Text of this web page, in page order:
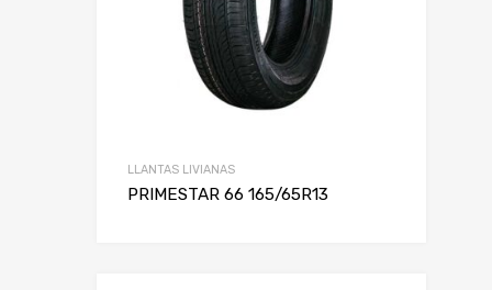
LLANTAS LIVIANAS
PRIMESTAR 66 165/65R13